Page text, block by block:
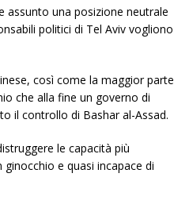
assunto una posizione neutrale
politici di Tel Aviv vogliono
così come la maggior parte
che alla fine un governo di
il controllo di Bashar al-Assad.
le capacità più
e quasi incapace di